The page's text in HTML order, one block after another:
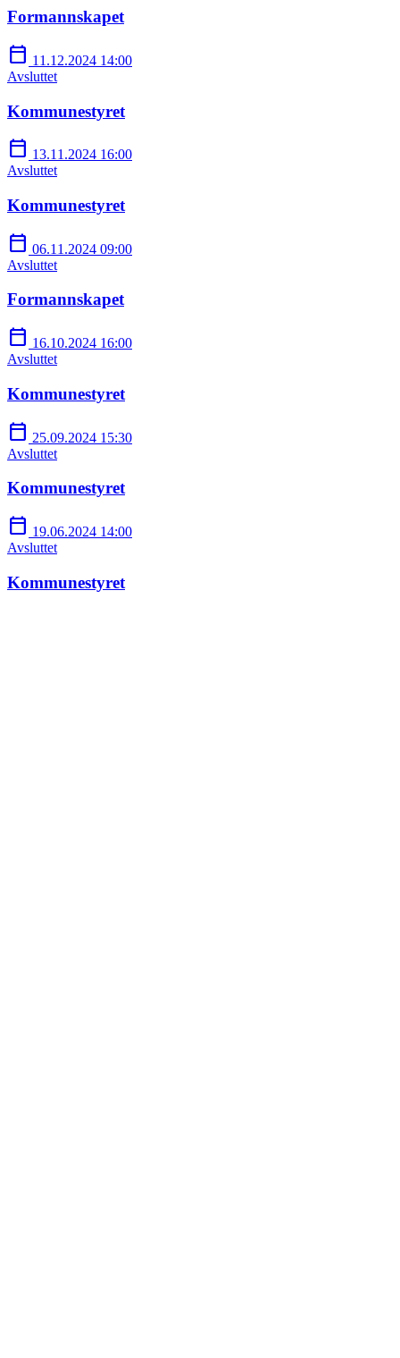
Formannskapet
calendar_today 11.12.2024 14:00
Avsluttet
Kommunestyret
calendar_today 13.11.2024 16:00
Avsluttet
Kommunestyret
calendar_today 06.11.2024 09:00
Avsluttet
Formannskapet
calendar_today 16.10.2024 16:00
Avsluttet
Kommunestyret
calendar_today 25.09.2024 15:30
Avsluttet
Kommunestyret
calendar_today 19.06.2024 14:00
Avsluttet
Kommunestyret